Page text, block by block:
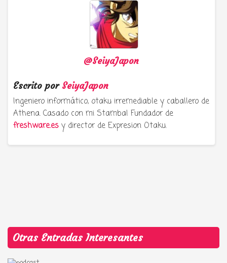
@SeiyaJapon
Escrito por SeiyaJapon
Ingeniero informático, otaku irremediable y caballero de
Athena. Casado con mi Stamba! Fundador de
freshware.es y director de Expresion Otaku.
Otras Entradas Interesantes